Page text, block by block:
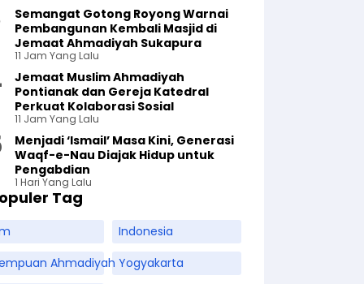
Semangat Gotong Royong Warnai
Pembangunan Kembali Masjid di
Jemaat Ahmadiyah Sukapura
11 Jam Yang Lalu
Jemaat Muslim Ahmadiyah
Pontianak dan Gereja Katedral
Perkuat Kolaborasi Sosial
11 Jam Yang Lalu
Menjadi ‘Ismail’ Masa Kini, Generasi
Waqf-e-Nau Diajak Hidup untuk
Pengabdian
1 Hari Yang Lalu
Tag
Indonesia
Ahmadiyah Yogyakarta